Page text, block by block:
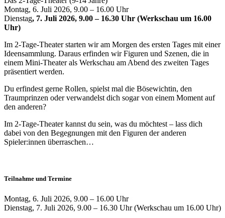
Montag, 6. Juli 2026, 9.00 – 16.00 Uhr
Dienstag, 7. Juli 2026, 9.00 – 16.30 Uhr (Werkschau um 16.00
Uhr)
Im 2-Tage-Theater starten wir am Morgen des ersten Tages mit einer
Ideensammlung. Daraus erfinden wir Figuren und Szenen, die in
einem Mini-Theater als Werkschau am Abend des zweiten Tages
präsentiert werden.
Du erfindest gerne Rollen, spielst mal die Bösewichtin, den
Traumprinzen oder verwandelst dich sogar von einem Moment auf
den anderen?
Im 2-Tage-Theater kannst du sein, was du möchtest – lass dich
dabei von den Begegnungen mit den Figuren der anderen
Spieler:innen überraschen…
Teilnahme und Termine
Montag, 6. Juli 2026, 9.00 – 16.00 Uhr
Dienstag, 7. Juli 2026, 9.00 – 16.30 Uhr (Werkschau um 16.00 Uhr)